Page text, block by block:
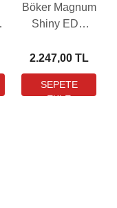
Böker Magnum
Shiny EDC
2.247,00 TL